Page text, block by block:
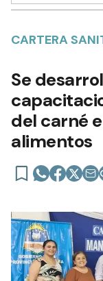
CARTERA
Se
del carné
alimentos